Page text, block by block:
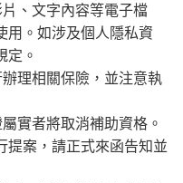
、文字內容等電子檔
用。如涉及個人隱私資
定。
理相關保險，並注意執
實者將取消補助資格。
提案，請正式來函告知並